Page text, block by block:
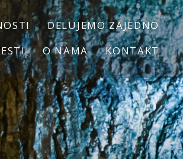
DELUJEMO ZAJEDNO
O NAMA KONTAKT